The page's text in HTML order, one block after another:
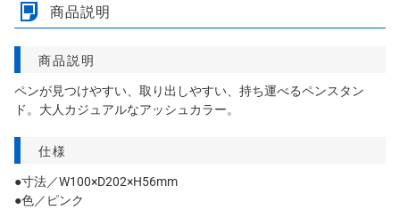
商品説明
商品説明
ペンが見つけやすい、取り出しやすい、持ち運べるペンスタン
ド。大人カジュアルなアッシュカラー。
仕様
●寸法／W100×D202×H56mm
●色／ピンク